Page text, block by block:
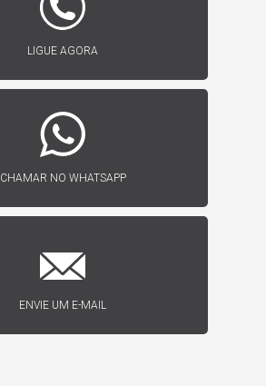
LIGUE AGORA
CHAMAR NO WHATSAPP
ENVIE UM E-MAIL